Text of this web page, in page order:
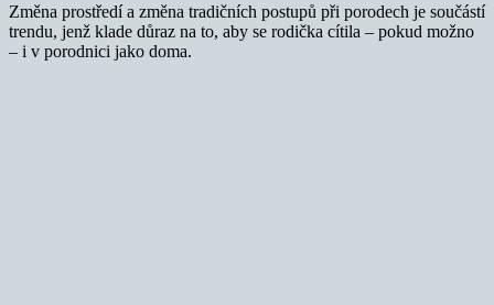
Změna prostředí a změna tradičních postupů při porodech je součástí
trendu, jenž klade důraz na to, aby se rodička cítila – pokud možno
– i v porodnici jako doma.